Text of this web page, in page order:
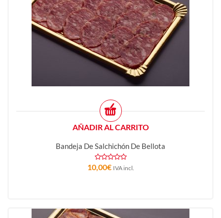
AÑADIR AL CARRITO
Bandeja De Salchichón De Bellota
10,00€ IVA incl.